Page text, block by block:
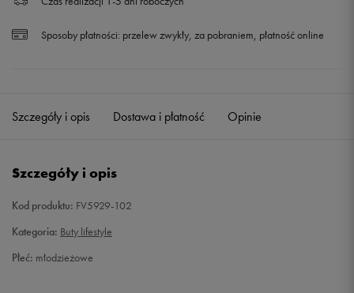
38 24 cm
39 24,5 cm
Sposoby płatności: przelew zwykły, za pobraniem, płatność online
Szczegóły i opis Dostawa i płatność Opinie
Szczegóły i opis
Kod produktu: FV5929-102
Kategoria: Buty lifestyle
Płeć: młodzieżowe